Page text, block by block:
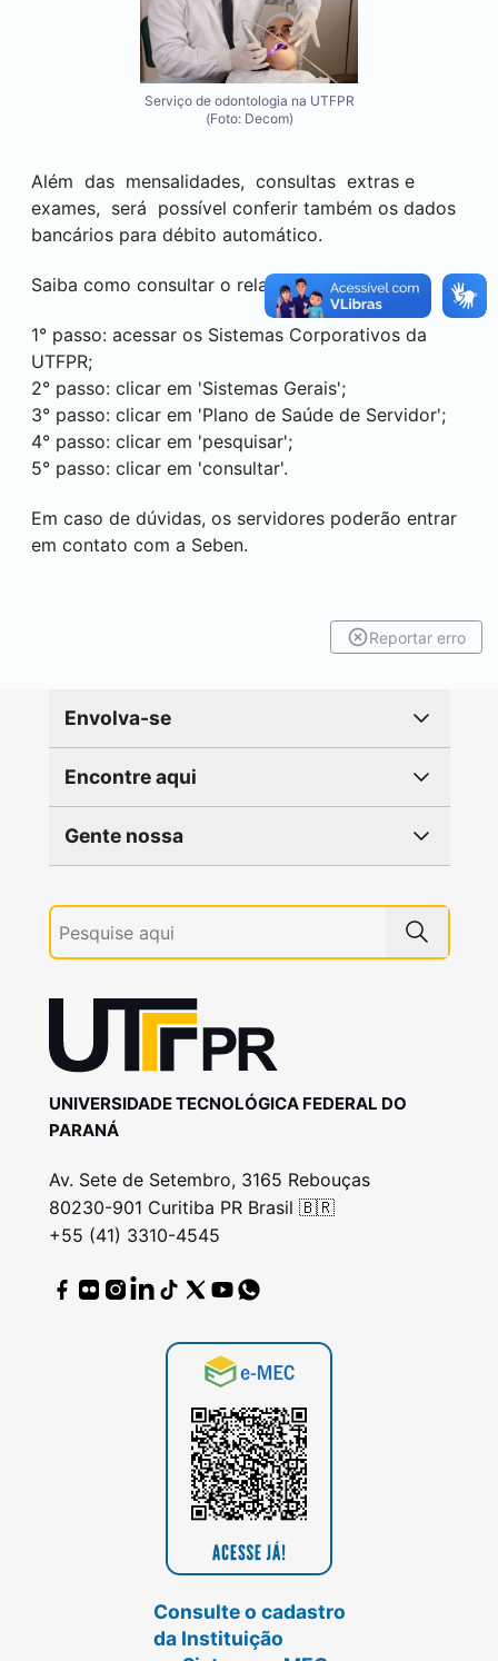
Serviço de odontologia na UTFPR
(Foto: Decom)
Além das mensalidades, consultas extras e
exames, será possível conferir também os dados
bancários para débito automático.
Saiba como consultar o relatório:
1° passo: acessar os Sistemas Corporativos da
UTFPR;
2° passo: clicar em 'Sistemas Gerais';
3° passo: clicar em 'Plano de Saúde de Servidor';
4° passo: clicar em 'pesquisar';
5° passo: clicar em 'consultar'.
Em caso de dúvidas, os servidores poderão entrar
em contato com a Seben.
Reportar erro
Envolva-se
Encontre aqui
Gente nossa
UNIVERSIDADE TECNOLÓGICA FEDERAL DO
PARANÁ
Av. Sete de Setembro, 3165 Rebouças
80230-901 Curitiba PR Brasil 🇧🇷
+55 (41) 3310-4545
Consulte o cadastro
da Instituição